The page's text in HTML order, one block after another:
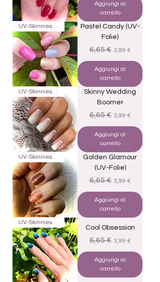
Aggiungi al
carrello
UV-Skinnies16
Pastel Candy (UV-
Folie)
Prezzo regolare
6,65 € Prezzo scontato
3,99 €
Aggiungi al
carrello
UV-Skinnies16
Skinny Wedding
Boomer
Prezzo regolare
6,65 € Prezzo scontato
3,99 €
Aggiungi al
carrello
UV-Skinnies16
Golden Glamour
(UV-Folie)
Prezzo regolare
6,65 € Prezzo scontato
3,99 €
Aggiungi al
carrello
UV-Skinnies16
Cool Obsession
Prezzo regolare
6,65 € Prezzo scontato
3,99 €
Aggiungi al
carrello